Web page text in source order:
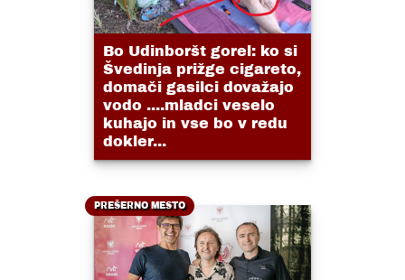
Bo Udinboršt gorel: ko si
Švedinja prižge cigareto,
domači gasilci dovažajo
vodo ....mladci veselo
kuhajo in vse bo v redu
dokler...
PREŠERNO MESTO